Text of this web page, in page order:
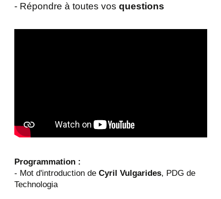
- Répondre à toutes vos questions
Programmation :
- Mot d'introduction de Cyril Vulgarides, PDG de
Technologia